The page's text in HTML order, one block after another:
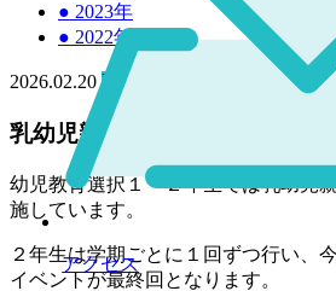
アクセス
● 2023年
● 2022年
2026.02.20 高校
乳幼児親子さんとの交流会～
幼児教育選択１・２年生では乳幼児
施しています。
２年生は学期ごとに１回ずつ行い、
イベントが最終回となります。